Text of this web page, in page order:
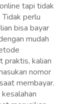
tapi tidak
perlu
bisa bayar
mudah
praktis, kalian
nomor
membayar.